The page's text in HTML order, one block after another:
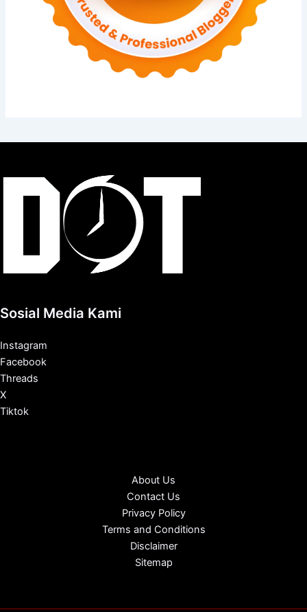
Sosial Media Kami
Instagram
Facebook
Threads
X
Tiktok
About Us
Contact Us
Privacy Policy
Terms and Conditions
Disclaimer
Sitemap